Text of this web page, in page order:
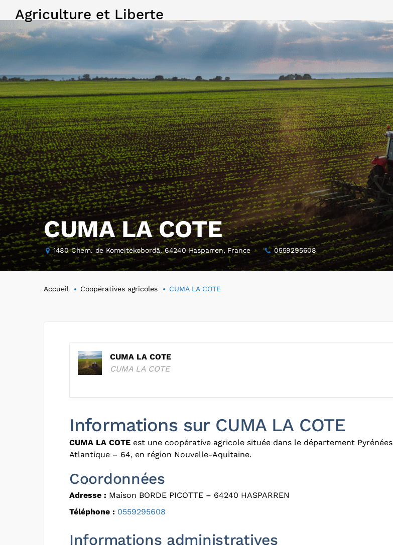
Agriculture et Liberte
CUMA LA COTE
1480 Chem. de Komeitekobordā, 64240 Hasparren, France 0559295608
Accueil Coopératives agricoles CUMA LA COTE
CUMA LA COTE
CUMA LA COTE
Informations sur CUMA LA COTE
CUMA LA COTE est une coopérative agricole située dans le département Pyrénées
Atlantique – 64, en région Nouvelle-Aquitaine.
Coordonnées
Adresse : Maison BORDE PICOTTE – 64240 HASPARREN
Téléphone : 0559295608
Informations administratives